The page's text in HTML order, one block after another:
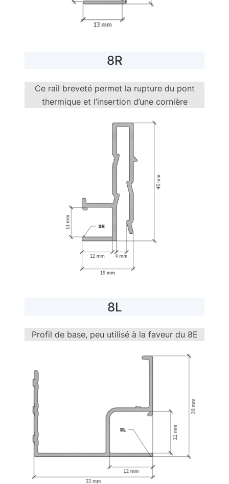
8R
Ce rail breveté permet la rupture du pont
thermique et l’insertion d’une cornière
8L
Profil de base, peu utilisé à la faveur du 8E